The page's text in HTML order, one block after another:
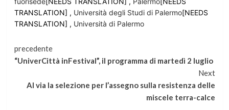
TRANSLATION] , Università degli Studi di Palermo[NEEDS
TRANSLATION] , Università di Palermo
Continua
leggere
precedente
“UniverCittà inFestival”, il programma di martedì 2 luglio
Next
Al via la selezione per l’assegno sulla resistenza delle
miscele terra-calce